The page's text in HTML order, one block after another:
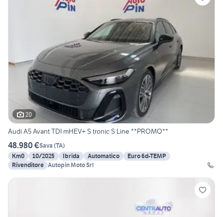
20
Audi A5 Avant TDI mHEV+ S tronic S Line **PROMO**
48.980 €Sava (TA)
Km0
10/2025 Ibrida Automatico
Euro 6d-TEMP
Rivenditore Autopin Moto Srl